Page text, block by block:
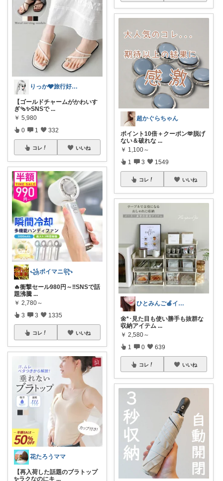
りっか🩶旅行好きのためのお得×おしゃれ
【ゴールドチャームがかわいす
ぎ🩴✨SNSで ...
￥ 5,980
0 1 332
コレ いいね
꧁ポイマニ꧂
🔥衝撃セール980円～‼️SNSで話
題沸騰 ...
￥ 2,780～
3 3 1335
コレ いいね
花たろうママ
【再入荷した話題のブラトップ
✨ラクなのにキ ...
超かぐらちゃん
ポイント10倍＋クーポン🫶脱げ
ない＆破れな ...
￥ 1,100～
1 3 1549
コレ いいね
ひとみんご🍎‪インテリア雑貨
🌼*･見た目も使い勝手も抜群な
収納アイテム ...
￥ 2,580～
1 0 639
コレ いいね